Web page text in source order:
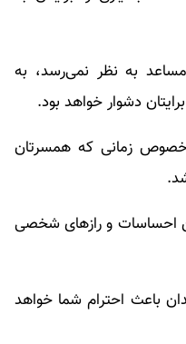
به نظر نمی‌رسد، به
دشوار خواهد بود.
زمانی که همسرتان
احساسات و رازهای شخصی
باعث احترام شما خواهد